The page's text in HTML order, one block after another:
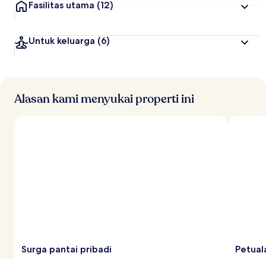
Fasilitas utama (12)
Untuk keluarga (6)
Alasan kami menyukai properti ini
Surga pantai pribadi